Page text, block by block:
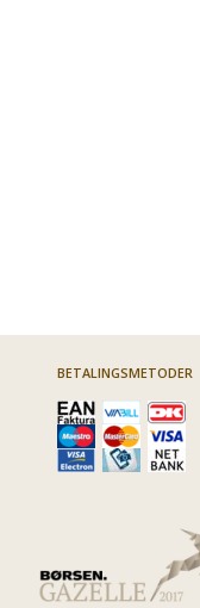
BETALINGSMETODER